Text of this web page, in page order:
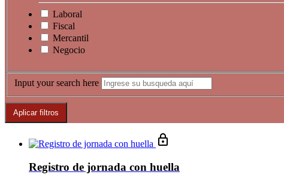
Laboral
Fiscal
Mercantil
Negocio
Input your search here
Registro de jornada con huella